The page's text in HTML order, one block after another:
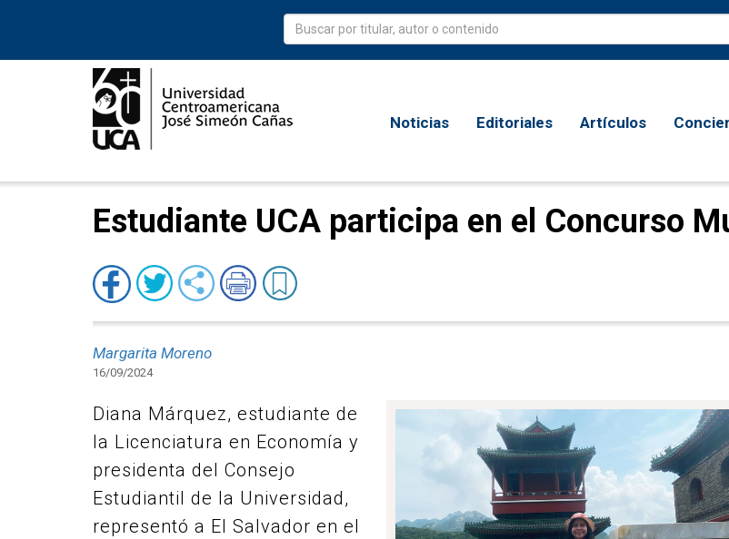
Noticias Editoriales Artículos
Estudiante UCA participa en el Concurso
Margarita Moreno
16/09/2024
Diana Márquez, estudiante de
la Licenciatura en Economía y
presidenta del Consejo
Estudiantil de la Universidad,
representó a El Salvador en el